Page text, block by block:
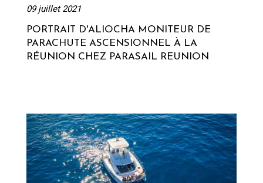
Lire la suite
09 juillet 2021
PORTRAIT D'ALIOCHA MONITEUR DE
PARACHUTE ASCENSIONNEL À LA
RÉUNION CHEZ PARASAIL REUNION